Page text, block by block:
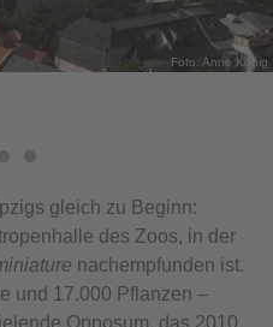
Foto: Anne König
gleich zu Beginn:
des Zoos, in der
nachempfunden ist.
und 17.000 Pflanzen –